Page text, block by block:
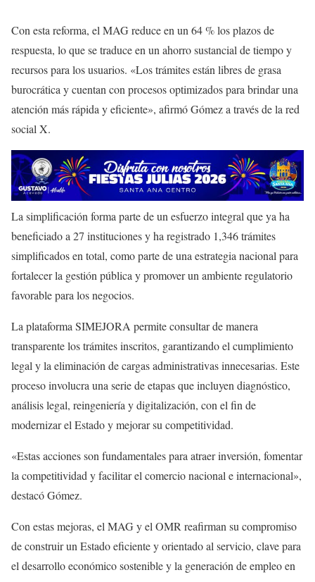
25, 2025
Con esta reforma, el MAG reduce en un 64 % los plazos de
respuesta, lo que se traduce en un ahorro sustancial de tiempo y
recursos para los usuarios. «Los trámites están libres de grasa
burocrática y cuentan con procesos optimizados para brindar una
atención más rápida y eficiente», afirmó Gómez a través de la red
social X.
La simplificación forma parte de un esfuerzo integral que ya ha
beneficiado a 27 instituciones y ha registrado 1,346 trámites
simplificados en total, como parte de una estrategia nacional para
fortalecer la gestión pública y promover un ambiente regulatorio
favorable para los negocios.
La plataforma SIMEJORA permite consultar de manera
transparente los trámites inscritos, garantizando el cumplimiento
legal y la eliminación de cargas administrativas innecesarias. Este
proceso involucra una serie de etapas que incluyen diagnóstico,
análisis legal, reingeniería y digitalización, con el fin de
modernizar el Estado y mejorar su competitividad.
«Estas acciones son fundamentales para atraer inversión, fomentar
la competitividad y facilitar el comercio nacional e internacional»,
destacó Gómez.
Con estas mejoras, el MAG y el OMR reafirman su compromiso
de construir un Estado eficiente y orientado al servicio, clave para
el desarrollo económico sostenible y la generación de empleo en